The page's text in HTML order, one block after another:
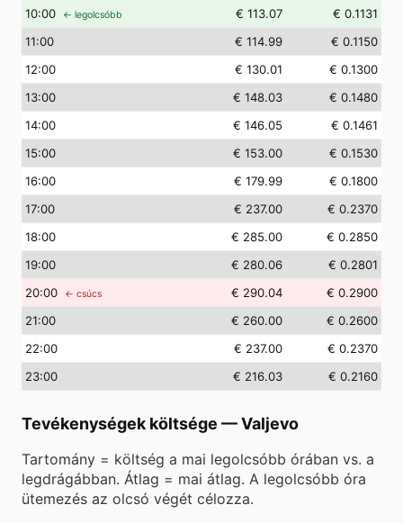
10:00 ← legolcsóbb € 113.07
€ 0.1131
11:00 € 114.99
€ 0.1150
12:00 € 130.01
€ 0.1300
13:00 € 148.03
€ 0.1480
14:00 € 146.05
€ 0.1461
15:00 € 153.00
€ 0.1530
16:00 € 179.99
€ 0.1800
17:00 € 237.00
€ 0.2370
18:00 € 285.00
€ 0.2850
19:00 € 280.06
€ 0.2801
20:00 ← csúcs € 290.04
€ 0.2900
21:00 € 260.00
€ 0.2600
22:00 € 237.00
€ 0.2370
23:00 € 216.03 € 0.2160
Tevékenységek költsége —Valjevo
Tartomány = költség a mai legolcsóbb órában vs. a
legdrágábban. Átlag = mai átlag. A legolcsóbb óra
ütemezés az olcsó végét célozza.